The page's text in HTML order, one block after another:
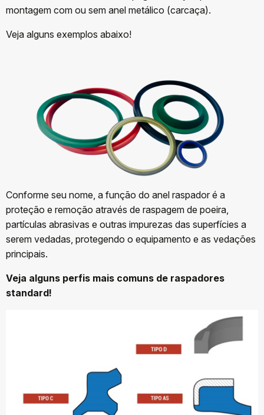
montagem com ou sem anel metálico (carcaça).
Veja alguns exemplos abaixo!
Conforme seu nome, a função do anel raspador é a
proteção e remoção através de raspagem de poeira,
partículas abrasivas e outras impurezas das superfícies a
serem vedadas, protegendo o equipamento e as vedações
principais.
Veja alguns perfis mais comuns de raspadores
standard!